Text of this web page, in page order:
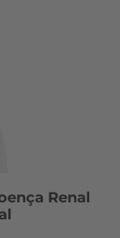
Renal